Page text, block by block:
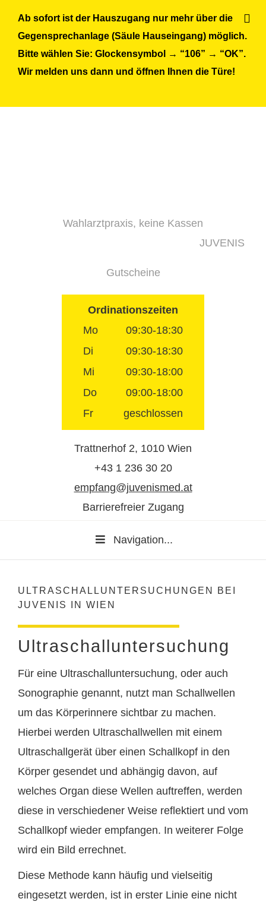
content
Ordinationszeiten
Mo
09:30-18:30
Di
09:30-18:30
Mi
09:30-18:00
Do
09:00-18:00
Fr
geschlossen
Trattnerhof 2, 1010 Wien
+43 1 236 30 20
empfang@juvenismed.at
Barrierefreier Zugang
Wahlarztpraxis, keine Kassen
JUVENIS
Gutscheine
Navigation...
ULTRASCHALLUNTERSUCHUNGEN BEI
JUVENIS IN WIEN
Ultraschalluntersuchung
Für eine Ultraschalluntersuchung, oder auch
Sonographie genannt, nutzt man Schallwellen
um das Körperinnere sichtbar zu machen.
Hierbei werden Ultraschallwellen mit einem
Ultraschallgerät über einen Schallkopf in den
Körper gesendet und abhängig davon, auf
welches Organ diese Wellen auftreffen, werden
diese in verschiedener Weise reflektiert und vom
Schallkopf wieder empfangen. In weiterer Folge
wird ein Bild errechnet.
Diese Methode kann häufig und vielseitig
eingesetzt werden, ist in erster Linie eine nicht
Ab sofort ist der Hauszugang nur mehr über die
Gegensprechanlage (Säule Hauseingang) möglich.
Bitte wählen Sie: Glockensymbol → “106” → “OK”.
Wir melden uns dann und öffnen Ihnen die Türe!